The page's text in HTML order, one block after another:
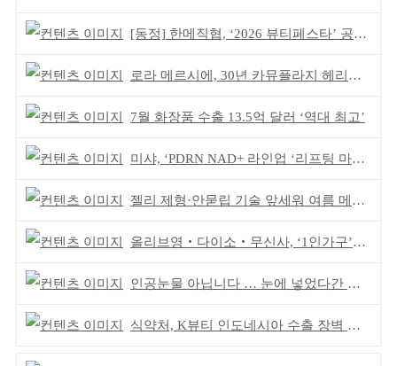
[동정] 한메직협, ‘2026 뷰티페스타’ 공동 주최
로라 메르시에, 30년 카뮤플라지 헤리티지 담아
7월 화장품 수출 13.5억 달러 ‘역대 최고’
미샤, ‘PDRN NAD+ 라인업 ‘리프팅 마스크’ 출시
젤리 제형·안묻립 기술 앞세워 여름 메이크업 시장 공략
올리브영‧다이소‧무신사, ‘1인가구’가 이끈다
인공눈물 아닙니다 … 눈에 넣었다간 각막 손상
식약처, K뷰티 인도네시아 수출 장벽 완화 성과